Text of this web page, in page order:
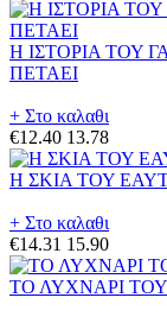
Η ΙΣΤΟΡΙΑ ΤΟΥ
ΠΕΤΑΕΙ
+ Στο καλαθι
€12.40 13.78
Η ΣΚΙΑ ΤΟΥ
+ Στο καλαθι
€14.31 15.90
ΤΟ ΛΥΧΝΑΡΙ